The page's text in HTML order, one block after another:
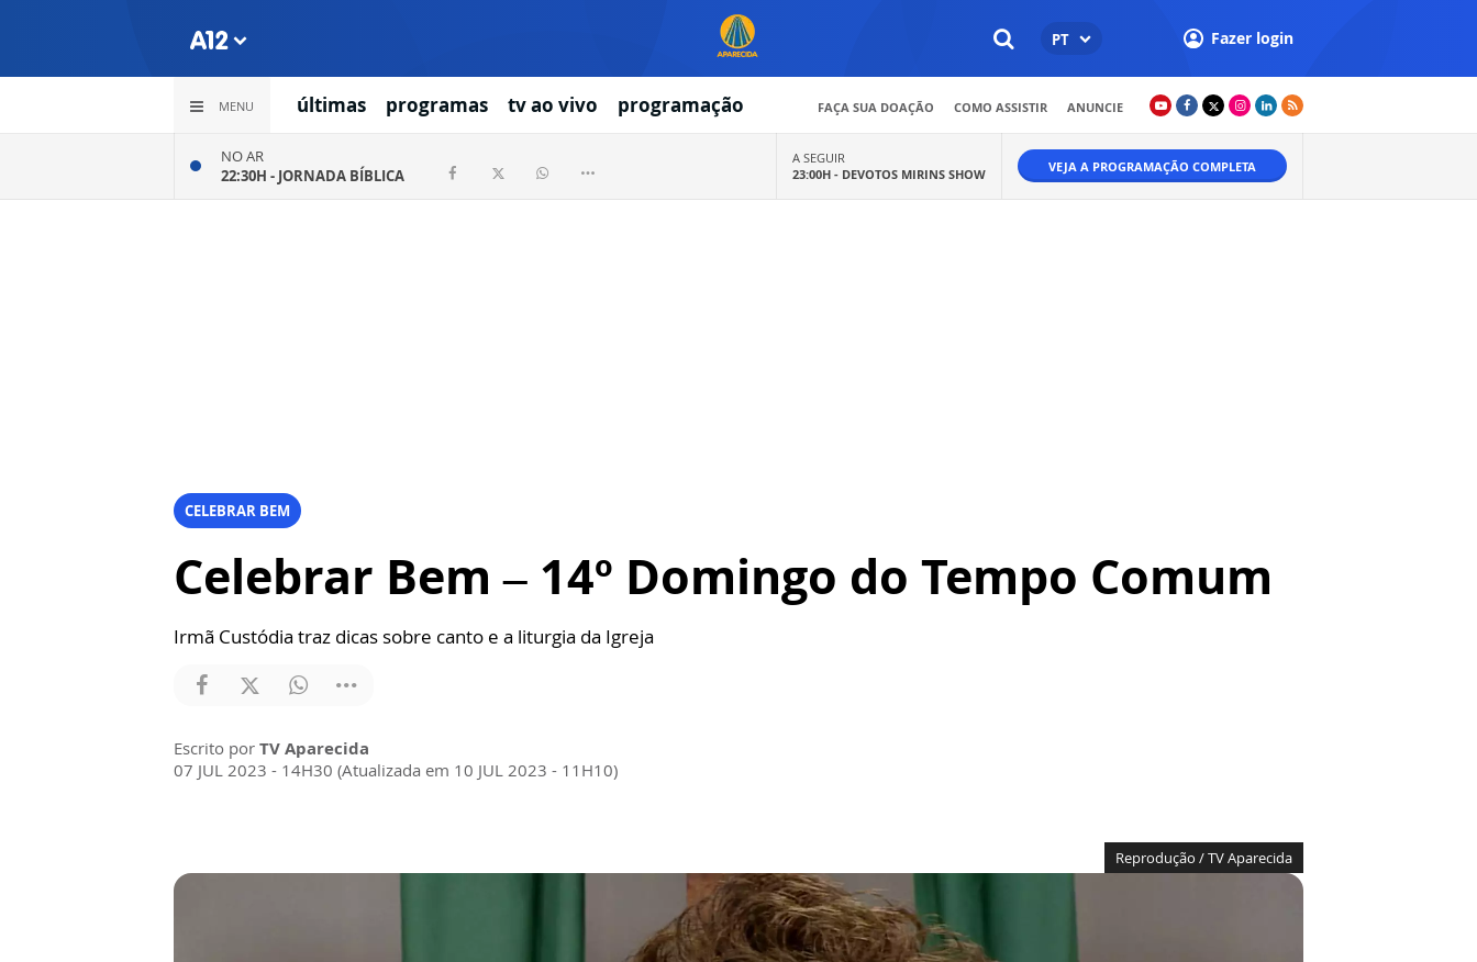
PT Fazer login
MENU últimas programas tv ao vivo programação FAÇA SUA DOAÇÃO COMO ASSISTIR ANUNCIE
NO AR
22:30H - JORNADA BÍBLICA
A SEGUIR
23:00H - DEVOTOS MIRINS SHOW VEJA A PROGRAMAÇÃO COMPLETA
CELEBRAR BEM
Celebrar Bem – 14º Domingo do Tempo Comum
Irmã Custódia traz dicas sobre canto e a liturgia da Igreja
Escrito por TV Aparecida
07 JUL 2023 - 14H30 (Atualizada em 10 JUL 2023 - 11H10)
Reprodução / TV Aparecida